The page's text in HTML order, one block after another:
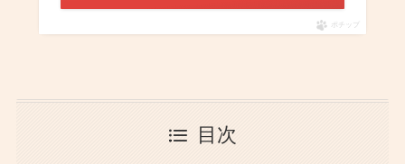
ポチップ
目次